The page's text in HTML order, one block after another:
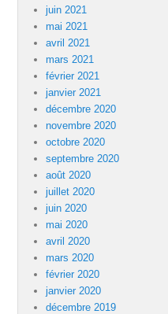
juin 2021
mai 2021
avril 2021
mars 2021
février 2021
janvier 2021
décembre 2020
novembre 2020
octobre 2020
septembre 2020
août 2020
juillet 2020
juin 2020
mai 2020
avril 2020
mars 2020
février 2020
janvier 2020
décembre 2019